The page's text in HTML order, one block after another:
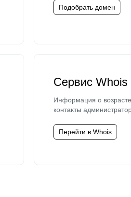
Подобрать домен
Сервис Whois
Информация о
контакты
Перейти в Whois